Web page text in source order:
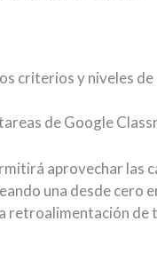
criterios y niveles
de Google
aprovechar las
una desde cero
retroalimentación de